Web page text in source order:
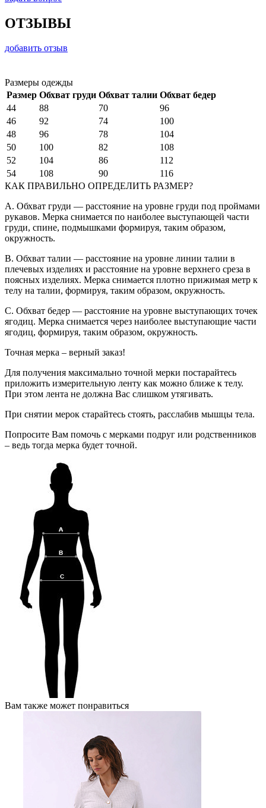
ОТЗЫВЫ
добавить отзыв
Размеры одежды
Размер Обхват груди Обхват талии Обхват бедер
44
88 70
96
46
92 74
100
48
96 78
104
50
100 82
108
52
104 86
112
54
108 90
116
КАК ПРАВИЛЬНО ОПРЕДЕЛИТЬ РАЗМЕР?
A. Обхват груди — расстояние на уровне груди под проймами
рукавов. Мерка снимается по наиболее выступающей части
груди, спине, подмышками формируя, таким образом,
окружность.
B. Обхват талии — расстояние на уровне линии талии в
плечевых изделиях и расстояние на уровне верхнего среза в
поясных изделиях. Мерка снимается плотно прижимая метр к
телу на талии, формируя, таким образом, окружность.
C. Обхват бедер — расстояние на уровне выступающих точек
ягодиц. Мерка снимается через наиболее выступающие части
ягодиц, формируя, таким образом, окружность.
Точная мерка – верный заказ!
Для получения максимально точной мерки постарайтесь
приложить измерительную ленту как можно ближе к телу.
При этом лента не должна Вас слишком утягивать.
При снятии мерок старайтесь стоять, расслабив мышцы тела.
Попросите Вам помочь с мерками подруг или родственников
– ведь тогда мерка будет точной.
Вам также может понравиться